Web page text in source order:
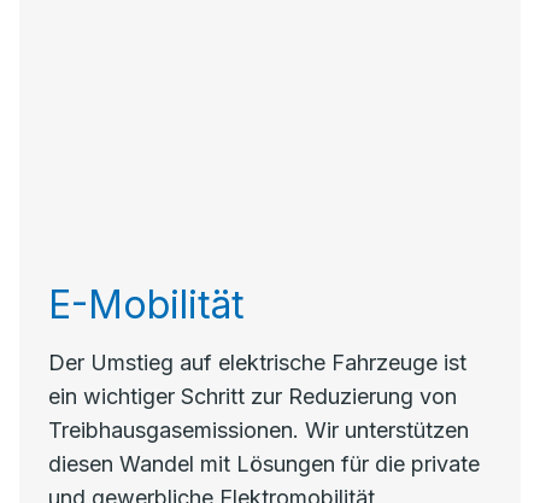
E-Mobilität
Der Umstieg auf elektrische Fahrzeuge ist
ein wichtiger Schritt zur Reduzierung von
Treibhausgasemissionen. Wir unterstützen
diesen Wandel mit Lösungen für die private
und gewerbliche Elektromobilität,